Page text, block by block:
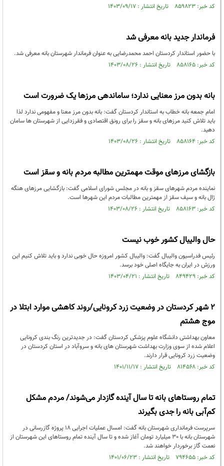
کد خبر: ۸۵۹۸۲۳ تاریخ انتشار : ۱۴۰۳/۰۹/۱۷
فرماندار جدید بانه معرفی شد
با حضور استاندار کردستان احمد محمدرضایی به عنوان فرماندار شهرستان بانه معرفی شد.
کد خبر: ۸۵۸۱۶۵ تاریخ انتشار : ۱۴۰۳/۰۸/۲۶
بانه بدون مرز معنایی ندارد؛ ساماندهی مرزها یک ضرورت است
امام جمعه بانه خطاب به استاندار کردستان گفت: بانه بدون مرز معنا و مفهومی ندارد لذا
باید تلاش کنید مرزهای بانه و سقز را برای رونق اقتصادی و فقرزدایی از شهرستان ها سامان
دهید.
کد خبر: ۸۵۸۱۶۴ تاریخ انتشار : ۱۴۰۳/۰۸/۲۶
بازگشای مرزهای موقت مهمترین مطالبه مردم بانه و سقز است
نماینده مردم شهرهای سقز و بانه در مجلس شورای اسلامی گفت: بازگشایی مرزهای هنگه
ژال بانه و سیف سقز از مهمترین مطالبات مردم این شهرها است.
کد خبر: ۸۵۸۱۶۳ تاریخ انتشار : ۱۴۰۳/۰۸/۲۶
حال والیبال کشور خوب نیست
رئیس فدراسیون والیبال گفت: والیبال کشور امروزه حال خوبی ندارد و باید تلاش کنیم این
ورزش در ایران به جایگاه اصلی خود برسد.
کد خبر: ۸۴۹۴۲۹ تاریخ انتشار : ۱۴۰۳/۰۴/۲۱
۲ شهر کردستان در وضعیت زرد کرونایی/روند کاهشی موارد ابتلا در
موج هشتم
معاون بهداشتی دانشگاه علوم پزشکی کردستان گفت: در جدیدترین رنگ بندی کرونایی
اعلام شده از سوی وزارت بهداشت شهرستان های بانه و سروآباد در استان کردستان در
وضعیت زرد کرونایی قرار دارند.
کد خبر: ۸۱۴۵۶۸ تاریخ انتشار : ۱۴۰۱/۱۱/۱۷
تمام روستاهای بانه تا سال آینده گازدار می‌شوند/ مردم مشکل
کم‌آبی بانه را جدی بگیرند
سرپرست فرمانداری شهرستان بانه گفت: امسال عملیات اجرایی 18 پروژه گازرسانی در
شهرستان بانه با 30 میلیارد تومان آغاز شده و تا سال آینده تمام روستاهای این شهرستان از
نعمت گاز برخوردار خواهند شد.
کد خبر: ۷۹۴۶۵۵ تاریخ انتشار : ۱۴۰۱/۰۶/۲۳